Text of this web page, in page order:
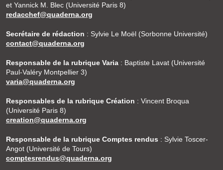
et Yannick M. Blec (Université Paris 8)
redacchef@quaderna.org
Secrétaire de rédaction : Sylvie Le Moël (Sorbonne Université)
contact@quaderna.org
Responsable de la rubrique Varia : Baptiste Lavat (Université
Paul-Valéry Montpellier 3)
varia@quaderna.org
Responsables de la rubrique Création : Vincent Broqua
(Université Paris 8)
creation@quaderna.org
Responsable de la rubrique Comptes rendus : Sylvie Toscer-
Angot (Université de Tours)
comptesrendus@quaderna.org